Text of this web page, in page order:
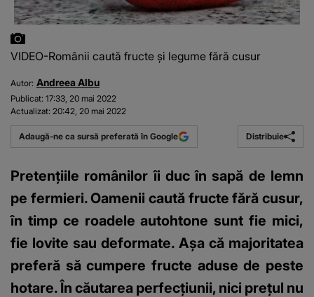
VIDEO-Românii caută fructe și legume fără cusur
Autor: Andreea Albu
Publicat: 17:33, 20 mai 2022
Actualizat: 20:42, 20 mai 2022
Adaugă-ne ca sursă preferată în Google Distribuie
Pretențiile românilor îi duc în sapă de lemn
pe fermieri. Oamenii caută fructe fără cusur,
în timp ce roadele autohtone sunt fie mici,
fie lovite sau deformate. Așa că majoritatea
preferă să cumpere fructe aduse de peste
hotare. În căutarea perfecțiunii, nici prețul nu